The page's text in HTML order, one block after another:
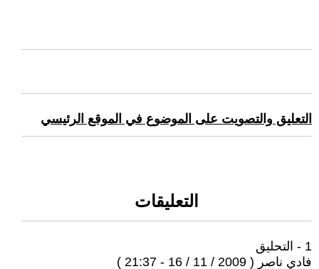
التعليق والتصويت على الموضوع في الموقع الرئيسي
التعليقات
1 - التحليق
فادي ناصر ( 2009 / 11 / 16 - 21:37 )